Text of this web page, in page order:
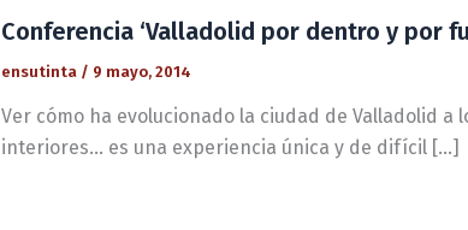
Conferencia ‘Valladolid por dentro y por
ensutinta / 9 mayo, 2014
Ver cómo ha evolucionado la ciudad de Valladolid
interiores… es una experiencia única y de difícil […]